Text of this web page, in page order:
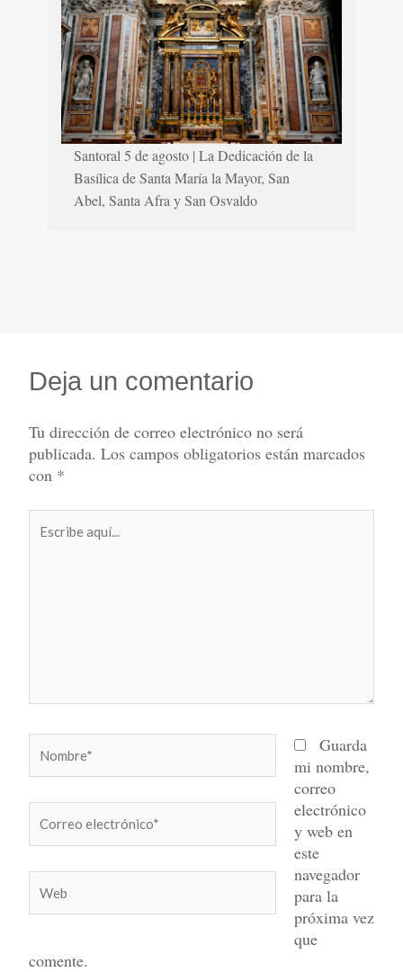
Santoral 5 de agosto | La Dedicación de la
Basílica de Santa María la Mayor, San
Abel, Santa Afra y San Osvaldo
Deja un comentario
Tu dirección de correo electrónico no será
publicada. Los campos obligatorios están marcados
con *
aquí...
electrónico*
Guarda
mi nombre,
correo
electrónico
y web en
este
navegador
para la
próxima vez
que
comente.